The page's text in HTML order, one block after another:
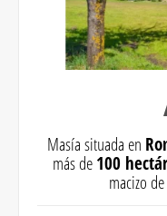
Masía situada en
más de 100
macizo